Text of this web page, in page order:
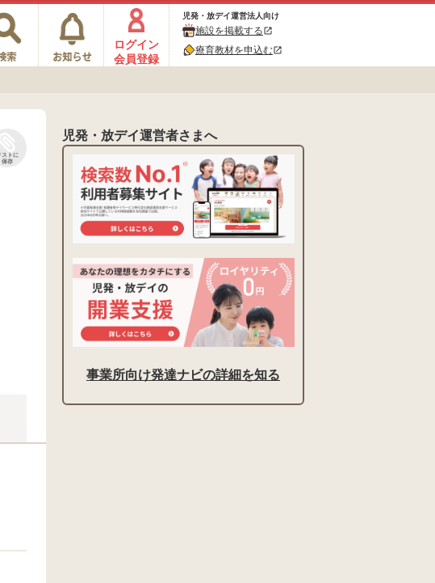
ログイン
会員登録
児発・放デイ運営法人向け
施設を掲載するopen_in_new
療育教材を申込むopen_in_new
ストに
保存
児発・放デイ運営者さまへ
事業所向け発達ナビの詳細を知る